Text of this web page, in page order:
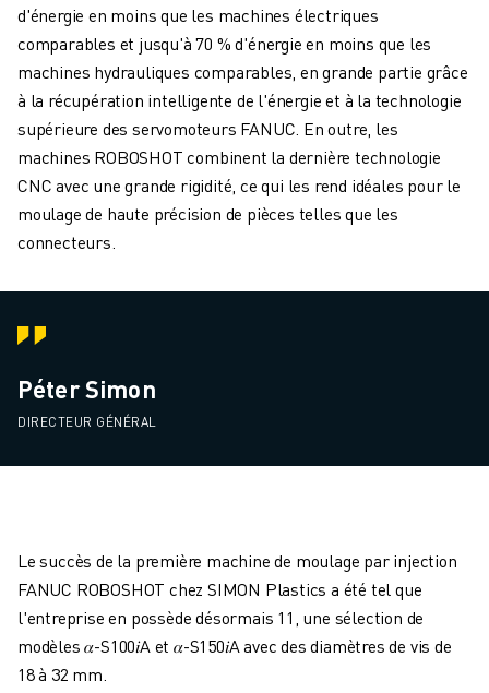
d'énergie en moins que les machines électriques
comparables et jusqu'à 70 % d'énergie en moins que les
machines hydrauliques comparables, en grande partie grâce
à la récupération intelligente de l'énergie et à la technologie
supérieure des servomoteurs FANUC. En outre, les
machines ROBOSHOT combinent la dernière technologie
CNC avec une grande rigidité, ce qui les rend idéales pour le
moulage de haute précision de pièces telles que les
connecteurs.
Péter Simon
DIRECTEUR GÉNÉRAL
Le succès de la première machine de moulage par injection
FANUC ROBOSHOT chez SIMON Plastics a été tel que
l'entreprise en possède désormais 11, une sélection de
modèles 𝛼-S100𝑖A et 𝛼-S150𝑖A avec des diamètres de vis de
18 à 32 mm.